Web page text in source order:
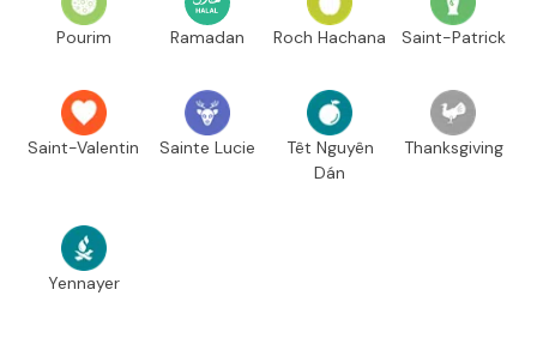
Pourim Ramadan Roch Hachana Saint-Patrick
Saint-Valentin Sainte Lucie
Têt Nguyên
Dán
Thanksgiving
Yennayer